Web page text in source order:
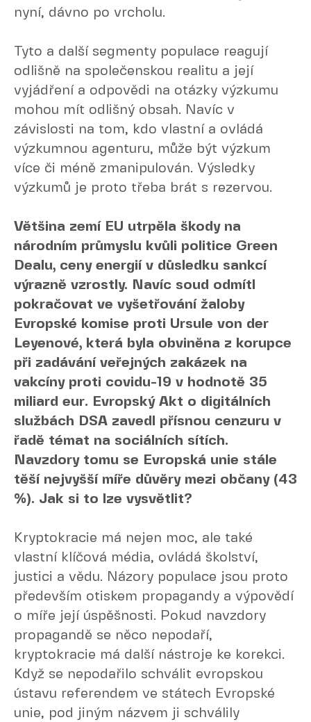
nyní, dávno po vrcholu.
Tyto a další segmenty populace reagují
odlišně na společenskou realitu a její
vyjádření a odpovědi na otázky výzkumu
mohou mít odlišný obsah. Navíc v
závislosti na tom, kdo vlastní a ovládá
výzkumnou agenturu, může být výzkum
více či méně zmanipulován. Výsledky
výzkumů je proto třeba brát s rezervou.
Většina zemí EU utrpěla škody na
národním průmyslu kvůli politice Green
Dealu, ceny energií v důsledku sankcí
výrazně vzrostly. Navíc soud odmítl
pokračovat ve vyšetřování žaloby
Evropské komise proti Ursule von der
Leyenové, která byla obviněna z korupce
při zadávání veřejných zakázek na
vakcíny proti covidu-19 v hodnotě 35
miliard eur. Evropský Akt o digitálních
službách DSA zavedl přísnou cenzuru v
řadě témat na sociálních sítích.
Navzdory tomu se Evropská unie stále
těší nejvyšší míře důvěry mezi občany (43
%). Jak si to lze vysvětlit?
Kryptokracie má nejen moc, ale také
vlastní klíčová média, ovládá školství,
justici a vědu. Názory populace jsou proto
především otiskem propagandy a výpovědí
o míře její úspěšnosti. Pokud navzdory
propagandě se něco nepodaří,
kryptokracie má další nástroje ke korekci.
Když se nepodařilo schválit evropskou
ústavu referendem ve státech Evropské
unie, pod jiným názvem ji schválily